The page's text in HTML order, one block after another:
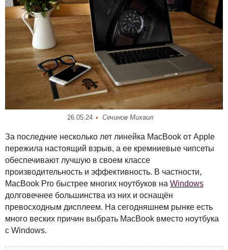
26.05.24 Сечинов Михаил
За последние несколько лет линейка MacBook от Apple
пережила настоящий взрыв, а ее кремниевые чипсеты
обеспечивают лучшую в своем классе
производительность и эффективность. В частности,
MacBook Pro быстрее многих ноутбуков на Windows
долговечнее большинства из них и оснащён
превосходным дисплеем. На сегодняшнем рынке есть
много веских причин выбрать MacBook вместо ноутбука
с Windows.